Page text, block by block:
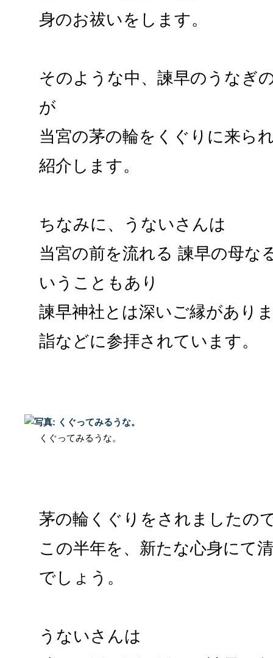
身のお祓いをします。
そのような中、諫早のうなぎ
が
当宮の茅の輪をくぐりに来ら
紹介します。
ちなみに、うないさんは
当宮の前を流れる 諫早の母な
いうこともあり
諫早神社とは深いご縁があり
詣などに参拝されています。
くぐってみるうな。
茅の輪くぐりをされましたの
この半年を、新たな心身にて
でしょう。
うないさんは